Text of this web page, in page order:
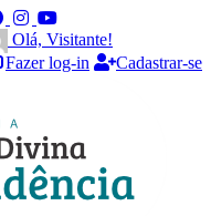
Olá, Visitante!
Fazer log-in
Cadastrar-se